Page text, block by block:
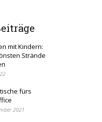
mit Kindern:
Strände
fürs
2021